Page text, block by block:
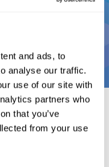
and ads, to
analyse our traffic.
use of our site with
partners who
that you’ve
from your use